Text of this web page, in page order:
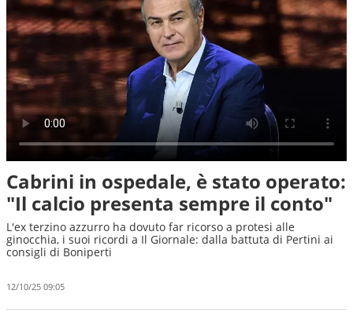
Cabrini in ospedale, è stato operato:
"Il calcio presenta sempre il conto"
L'ex terzino azzurro ha dovuto far ricorso a protesi alle
ginocchia, i suoi ricordi a Il Giornale: dalla battuta di Pertini ai
consigli di Boniperti
12/10/25 09:05